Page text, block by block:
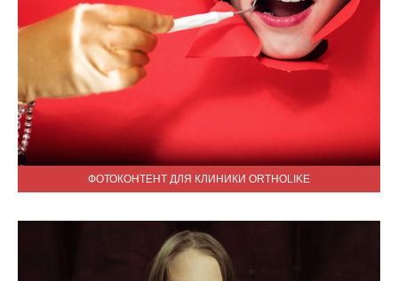
ФОТОКОНТЕНТ ДЛЯ КЛИНИКИ ORTHOLIKE